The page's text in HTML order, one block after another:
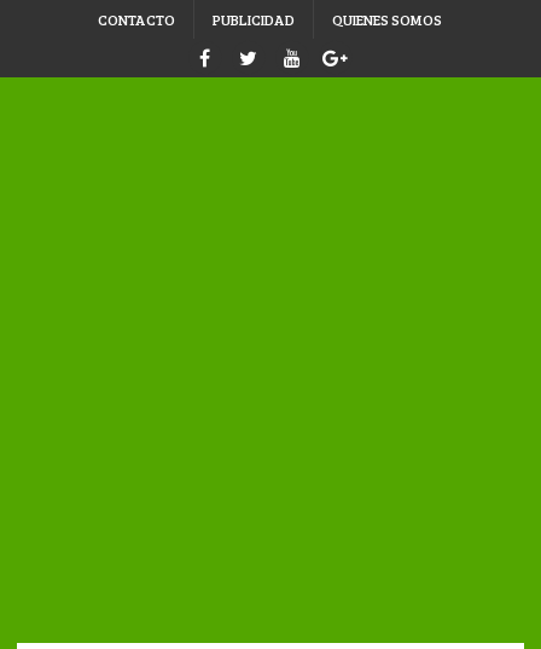
CONTACTO PUBLICIDAD QUIENES SOMOS